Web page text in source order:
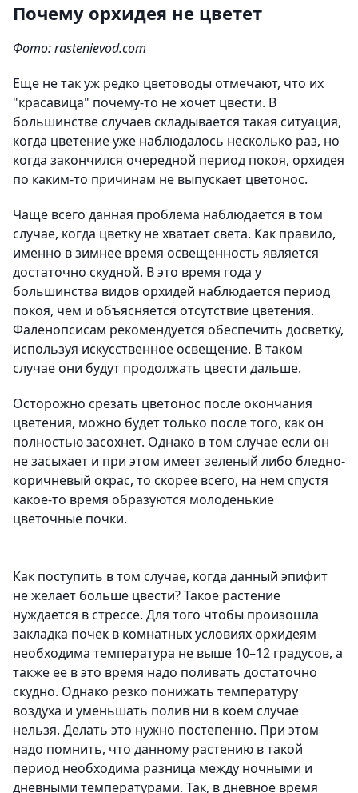
Почему орхидея не цветет
Фото: rastenievod.com
Еще не так уж редко цветоводы отмечают, что их
"красавица" почему-то не хочет цвести. В
большинстве случаев складывается такая ситуация,
когда цветение уже наблюдалось несколько раз, но
когда закончился очередной период покоя, орхидея
по каким-то причинам не выпускает цветонос.
Чаще всего данная проблема наблюдается в том
случае, когда цветку не хватает света. Как правило,
именно в зимнее время освещенность является
достаточно скудной. В это время года у
большинства видов орхидей наблюдается период
покоя, чем и объясняется отсутствие цветения.
Фаленопсисам рекомендуется обеспечить досветку,
используя искусственное освещение. В таком
случае они будут продолжать цвести дальше.
Осторожно срезать цветонос после окончания
цветения, можно будет только после того, как он
полностью засохнет. Однако в том случае если он
не засыхает и при этом имеет зеленый либо бледно-
коричневый окрас, то скорее всего, на нем спустя
какое-то время образуются молоденькие
цветочные почки.
Как поступить в том случае, когда данный эпифит
не желает больше цвести? Такое растение
нуждается в стрессе. Для того чтобы произошла
закладка почек в комнатных условиях орхидеям
необходима температура не выше 10–12 градусов, а
также ее в это время надо поливать достаточно
скудно. Однако резко понижать температуру
воздуха и уменьшать полив ни в коем случае
нельзя. Делать это нужно постепенно. При этом
надо помнить, что данному растению в такой
период необходима разница между ночными и
дневными температурами. Так, в дневное время